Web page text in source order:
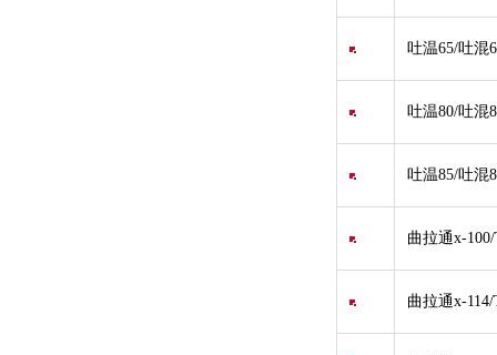
吐温65/吐混
吐温80/吐混
吐温85/吐混
曲拉通x-
曲拉通x-